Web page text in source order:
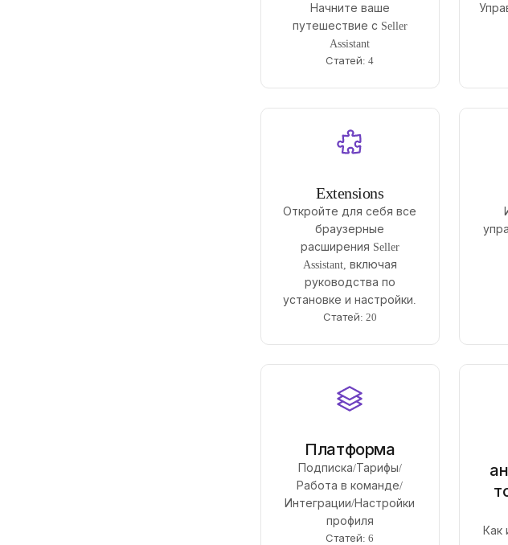
Начните ваше
путешествие с Seller
Assistant
Статей: 4
Extensions
Откройте для себя все
браузерные
расширения Seller
Assistant, включая
руководства по
установке и настройки.
Статей: 20
Платформа
Подписка/Тарифы/
Работа в команде/
Интеграции/Настройки
профиля
Статей: 6
Как